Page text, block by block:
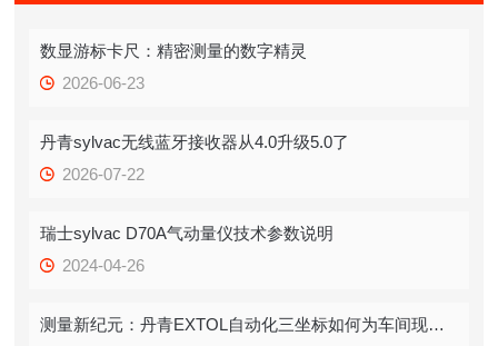
数显游标卡尺：精密测量的数字精灵
2026-06-23
丹青sylvac无线蓝牙接收器从4.0升级5.0了
2026-07-22
瑞士sylvac D70A气动量仪技术参数说明
2024-04-26
测量新纪元：丹青EXTOL自动化三坐标如何为车间现场带来“全天候”精准革命